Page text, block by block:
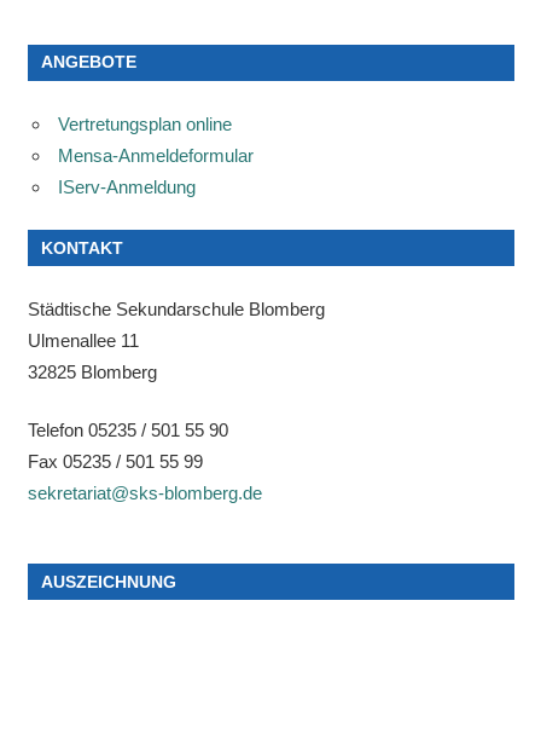
ANGEBOTE
Vertretungsplan online
Mensa-Anmeldeformular
IServ-Anmeldung
KONTAKT
Städtische Sekundarschule Blomberg
Ulmenallee 11
32825 Blomberg
Telefon 05235 / 501 55 90
Fax 05235 / 501 55 99
sekretariat@sks-blomberg.de
AUSZEICHNUNG